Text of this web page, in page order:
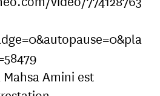
Amini est